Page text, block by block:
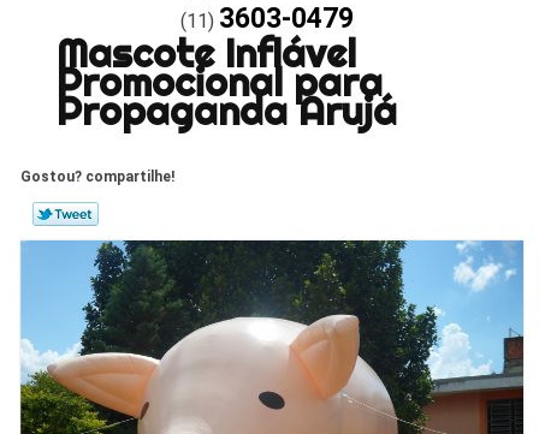
(11) 3603-0479
Mascote Inflável
Promocional para
Propaganda Arujá
Gostou? compartilhe!